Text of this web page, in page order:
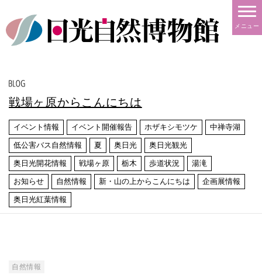
メニュー
戦場ヶ原からこんにちは
イベント情報 イベント開催報告 ホザキシモツケ 中禅寺湖
低公害バス自然情報 夏 奥日光 奥日光観光
奥日光開花情報 戦場ヶ原 栃木 歩道状況 湯滝
お知らせ 自然情報 新・山の上からこんにちは 企画展情報
奥日光紅葉情報
自然情報